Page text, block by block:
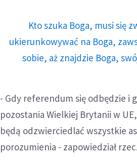
Kto szuka Boga, musi się
ukierunkowywać na Boga,
sobie, aż znajdzie Boga,
- Gdy referendum się odbędzie i
pozostania Wielkiej Brytanii w
będą odzwierciedlać wszystkie
porozumienia - zapowiedział